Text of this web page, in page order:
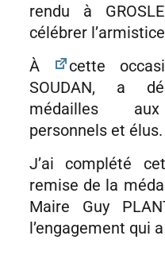
rendu à
célébrer
À
cette
SOUDAN, a
médailles aux
personnels et élus.
J’ai complété
remise de la
Maire Guy
l’engagement qui